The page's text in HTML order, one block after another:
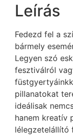
Leírás
Fedezd fel a
bármely
Legyen szó
fesztiválról
pillanatokat
ideálisak
hanem kreatív
lélegzetelállító